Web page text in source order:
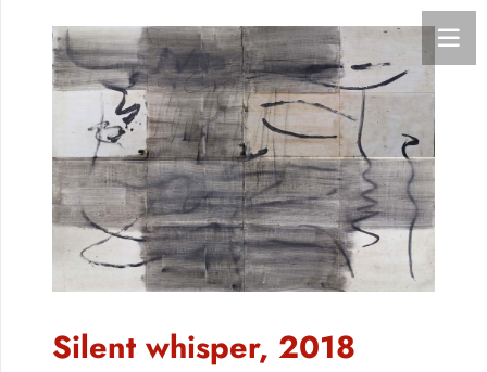
Silent whisper, 2018